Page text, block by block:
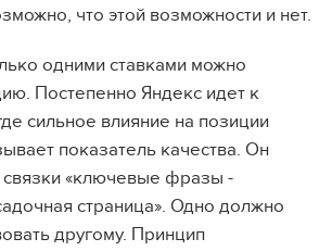
что этой возможности и нет.
одними ставками можно
Постепенно Яндекс идет к
сильное влияние на позиции
показатель качества. Он
связки «ключевые фразы -
страница». Одно должно
другому. Принцип